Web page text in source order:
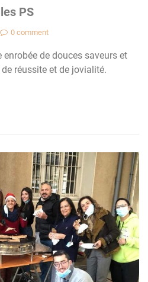
PS
0 comment
enrobée de douces saveurs et
réussite et de jovialité.